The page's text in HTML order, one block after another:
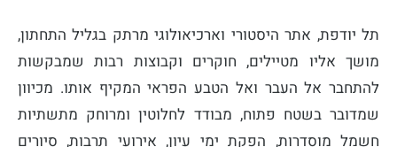
תל יודפת, אתר היסטורי וארכיאולוגי מרתק בגליל התחתון,
מושך אליו מטיילים, חוקרים וקבוצות רבות שמבקשות
להתחבר אל העבר ואל הטבע הפראי המקיף אותו. מכיוון
שמדובר בשטח פתוח, מבודד לחלוטין ומרוחק מתשתיות
חשמל מוסדרות, הפקת ימי עיון, אירועי תרבות, סיורים